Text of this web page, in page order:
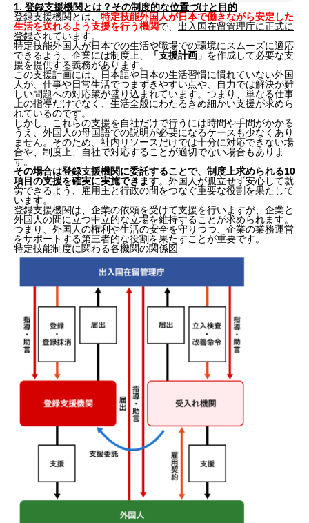
1. 登録支援機関とは？その制度的な位置づけと目的
登録支援機関とは、 特定技能外国人が日本で働きながら安定した
生活を送れるよう支援を行う機関で、 出入国在留管理庁に正式に
登録されています。
特定技能外国人が日本での生活や職場での環境にスムーズに適応
できるよう、企業には制度上、
「支援計画」 を作成して必要な支
援を提供する義務があります。
この支援計画には、日本語や日本の生活習慣に慣れていない外国
人が、仕事や日常生活でつまずきやすい点や、自力では解決が難
しい問題への対応策が盛り込まれています。つまり、単なる仕事
上の指導だけでなく、生活全般にわたるきめ細かい支援が求めら
れているのです。
しかし、これらの支援を自社だけで行うには時間や手間がかかる
うえ、外国人の母国語での説明が必要になるケースも少なくあり
ません。そのため、社内リソースだけでは十分に対応できない場
合や、制度上、自社で対応することが適切でない場合もありま
す。
その場合は登録支援機関に委託することで、制度上求められる10
項目の支援を確実に実施できます。外国人が孤立せず安心して就
労できるよう、雇用主と行政の間をつなぐ重要な役割を果たして
います。
登録支援機関は、企業の依頼を受けて支援を行いますが、企業と
外国人の間に立つ中立的な立場を維持することが求められます。
つまり、外国人の権利や生活の安全を守りつつ、企業の業務運営
をサポートする第三者的な役割を果たすことが重要です。
特定技能制度に関わる各機関の関係図